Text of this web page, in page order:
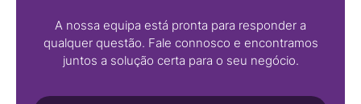
A nossa equipa está pronta para responder a
qualquer questão. Fale connosco e encontramos
juntos a solução certa para o seu negócio.